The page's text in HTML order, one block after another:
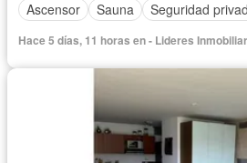
Ascensor
Sauna Seguridad
Hace 5 días, 11 horas en - Lideres